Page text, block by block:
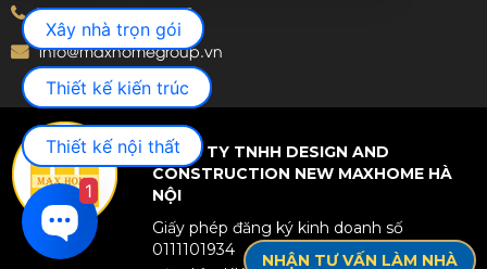
Hotline: 092.924.5555
info@maxhomegroup.vn
CÔNG TY TNHH DESIGN AND
CONSTRUCTION NEW MAXHOME HÀ
NỘI
Giấy phép đăng ký kinh doanh số
0111101934
NHẬN TƯ VẤN LÀM NHÀ
Xây nhà trọn gói
Thiết kế kiến trúc
Thiết kế nội thất
1